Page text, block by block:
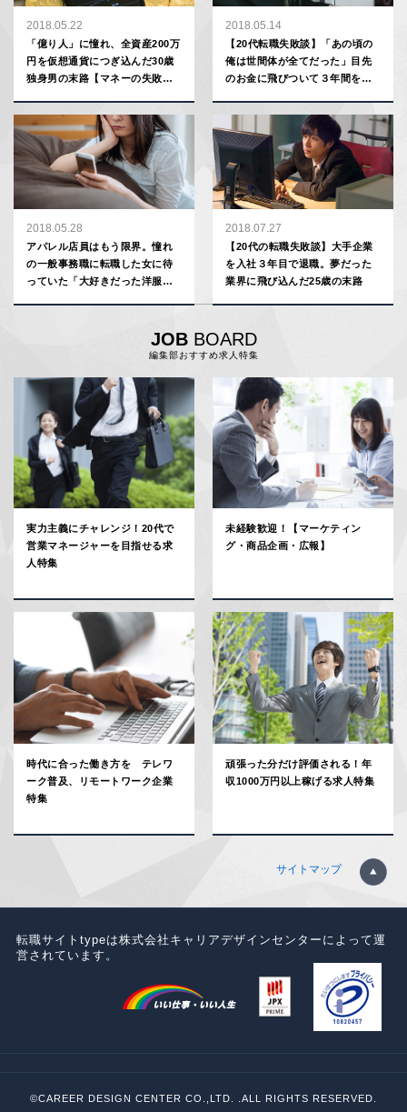
2018.05.22
「億り人」に憧れ、全資産200万
円を仮想通貨につぎ込んだ30歳
独身男の末路【マネーの失敗
2018.05.14
【20代転職失敗談】「あの頃の
俺は世間体が全てだった」目先
のお金に飛びついて３年間を無
2018.05.28
アパレル店員はもう限界。憧れ
の一般事務職に転職した女に待
っていた「大好きだった洋服を
2018.07.27
【20代の転職失敗談】大手企業
を入社３年目で退職。夢だった
業界に飛び込んだ25歳の末路
JOBBOARD
編集部おすすめ求人特集
実力主義にチャレンジ！20代で
営業マネージャーを目指せる求
人特集
未経験歓迎！【マーケティン
グ・商品企画・広報】
時代に合った働き方を テレワ
ーク普及、リモートワーク企業
特集
頑張った分だけ評価される！年
収1000万円以上稼げる求人特集
サイトマップ
転職サイトtypeは株式会社キャリアデザインセンターによって運
営されています。
©CAREER DESIGN CENTER CO.,LTD. .ALL RIGHTS RESERVED.